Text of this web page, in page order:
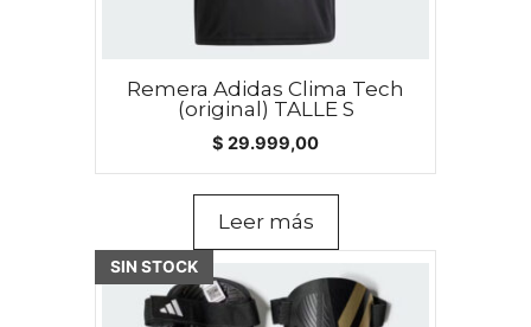
Remera Adidas Clima Tech
(original) TALLE S
$ 29.999,00
Leer más
SIN STOCK
Este
producto